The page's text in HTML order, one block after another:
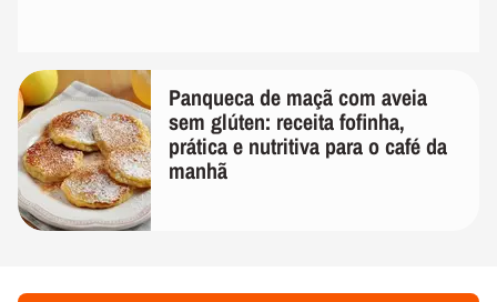
Panqueca de maçã com aveia
sem glúten: receita fofinha,
prática e nutritiva para o café da
manhã